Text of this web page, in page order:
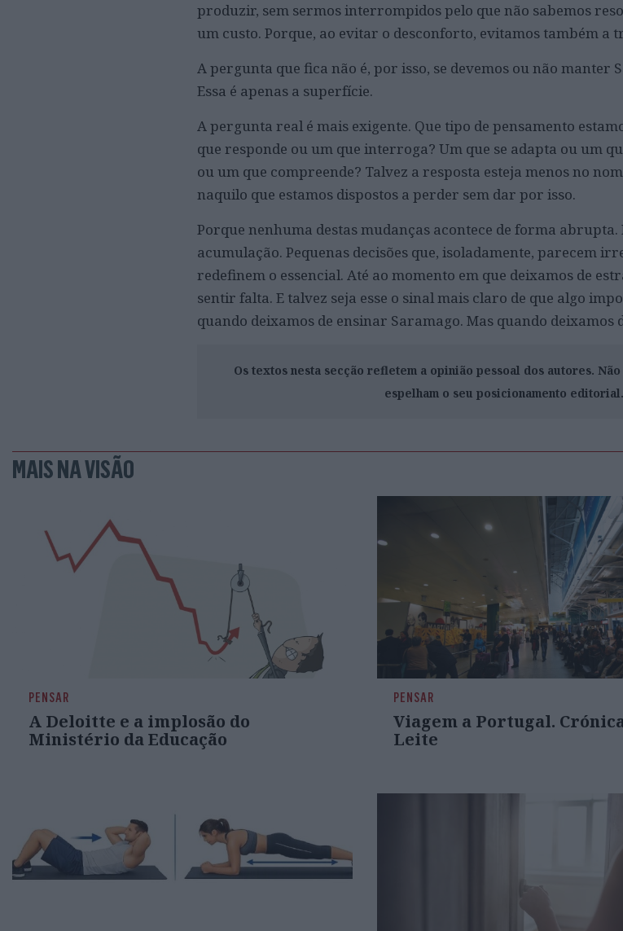
produzir, sem sermos interrompidos pelo que não sabemos
um custo. Porque, ao evitar o desconforto, evitamos também a
A pergunta que fica não é, por isso, se devemos ou não manter
Essa é apenas a superfície.
A pergunta real é mais exigente. Que tipo de pensamento
que responde ou um que interroga? Um que se adapta ou um
ou um que compreende? Talvez a resposta esteja menos no
naquilo que estamos dispostos a perder sem dar por isso.
Porque nenhuma destas mudanças acontece de forma
acumulação. Pequenas decisões que, isoladamente, parecem
redefinem o essencial. Até ao momento em que deixamos de
sentir falta. E talvez seja esse o sinal mais claro de que algo
quando deixamos de ensinar Saramago. Mas quando deixamos
Os textos nesta secção refletem a opinião pessoal dos autores.
espelham o seu posicionamento editorial.
MAIS NA VISÃO
PENSAR
A Deloitte e a implosão do
Ministério da Educação
PENSAR
Viagem a Portugal.
Leite